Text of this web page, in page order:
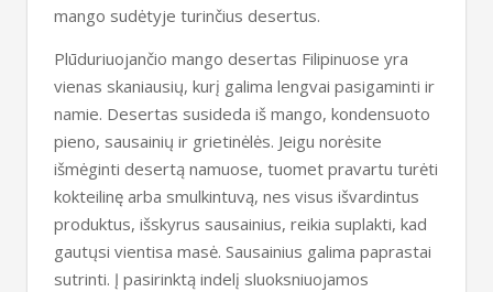
mango sudėtyje turinčius desertus.
Plūduriuojančio mango desertas Filipinuose yra
vienas skaniausių, kurį galima lengvai pasigaminti ir
namie. Desertas susideda iš mango, kondensuoto
pieno, sausainių ir grietinėlės. Jeigu norėsite
išmėginti desertą namuose, tuomet pravartu turėti
kokteilinę arba smulkintuvą, nes visus išvardintus
produktus, išskyrus sausainius, reikia suplakti, kad
gautųsi vientisa masė. Sausainius galima paprastai
sutrinti. Į pasirinktą indelį sluoksniuojamos